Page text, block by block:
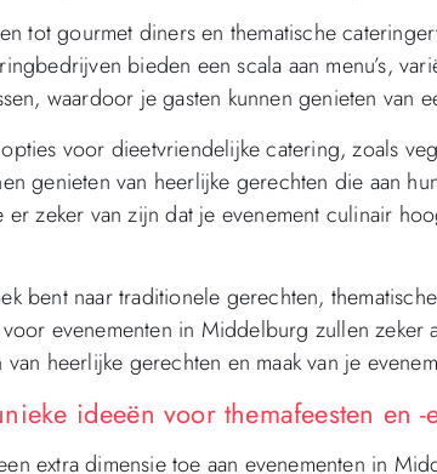
tot gourmet diners en thematische
bieden een scala aan menu’s,
waardoor je gasten kunnen genieten van
voor dieetvriendelijke catering, zoals
genieten van heerlijke gerechten die aan
zeker van zijn dat je evenement culinair
bent naar traditionele gerechten,
evenementen in Middelburg zullen
van heerlijke gerechten en maak van je
ideeën voor themafeesten en
extra dimensie toe aan evenementen in